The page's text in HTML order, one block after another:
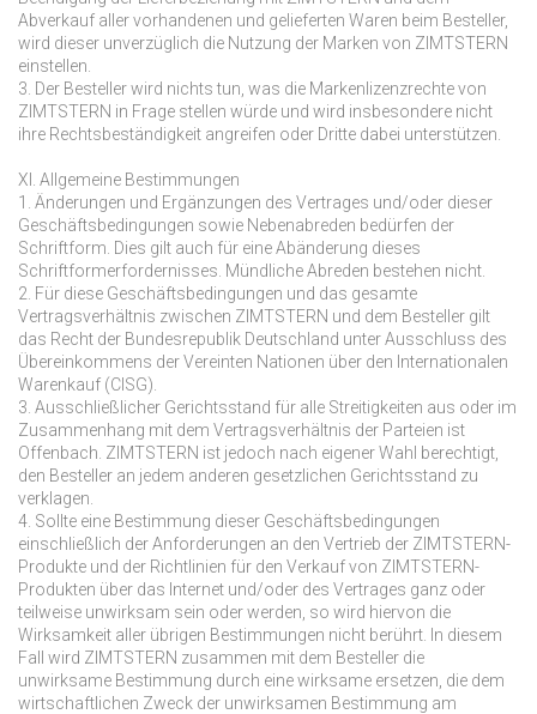
Abverkauf aller vorhandenen und gelieferten Waren beim Besteller,
wird dieser unverzüglich die Nutzung der Marken von ZIMTSTERN
einstellen.
3. Der Besteller wird nichts tun, was die Markenlizenzrechte von
ZIMTSTERN in Frage stellen würde und wird insbesondere nicht
ihre Rechtsbeständigkeit angreifen oder Dritte dabei unterstützen.
XI. Allgemeine Bestimmungen
1. Änderungen und Ergänzungen des Vertrages und/oder dieser
Geschäftsbedingungen sowie Nebenabreden bedürfen der
Schriftform. Dies gilt auch für eine Abänderung dieses
Schriftformerfordernisses. Mündliche Abreden bestehen nicht.
2. Für diese Geschäftsbedingungen und das gesamte
Vertragsverhältnis zwischen ZIMTSTERN und dem Besteller gilt
das Recht der Bundesrepublik Deutschland unter Ausschluss des
Übereinkommens der Vereinten Nationen über den Internationalen
Warenkauf (CISG).
3. Ausschließlicher Gerichtsstand für alle Streitigkeiten aus oder im
Zusammenhang mit dem Vertragsverhältnis der Parteien ist
Offenbach. ZIMTSTERN ist jedoch nach eigener Wahl berechtigt,
den Besteller an jedem anderen gesetzlichen Gerichtsstand zu
verklagen.
4. Sollte eine Bestimmung dieser Geschäftsbedingungen
einschließlich der Anforderungen an den Vertrieb der ZIMTSTERN-
Produkte und der Richtlinien für den Verkauf von ZIMTSTERN-
Produkten über das Internet und/oder des Vertrages ganz oder
teilweise unwirksam sein oder werden, so wird hiervon die
Wirksamkeit aller übrigen Bestimmungen nicht berührt. In diesem
Fall wird ZIMTSTERN zusammen mit dem Besteller die
unwirksame Bestimmung durch eine wirksame ersetzen, die dem
wirtschaftlichen Zweck der unwirksamen Bestimmung am